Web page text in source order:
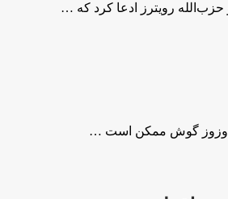
رویترز ادعا کرد که …
وزوز گوش ممکن است …